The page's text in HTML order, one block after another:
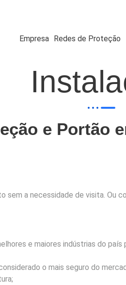
Empresa Redes de Proteção
e Portão
sem a necessidade de visita.
e maiores indústrias do
o mais seguro do